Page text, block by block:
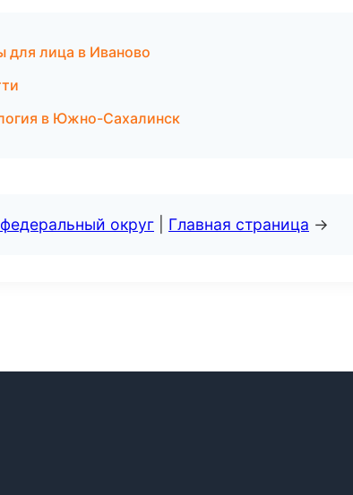
для лица в Иваново
в Южно-Сахалинск
округ Главная страница →